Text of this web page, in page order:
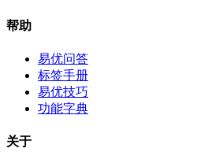
帮助
易优问答
标签手册
易优技巧
功能字典
关于